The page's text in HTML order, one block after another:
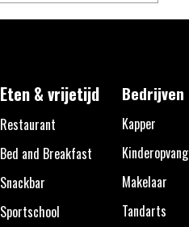
Eten & vrijetijd
Restaurant
Bed and Breakfast
Snackbar
Sportschool
Bedrijven
Kapper
Kinderopvang
Makelaar
Tandarts